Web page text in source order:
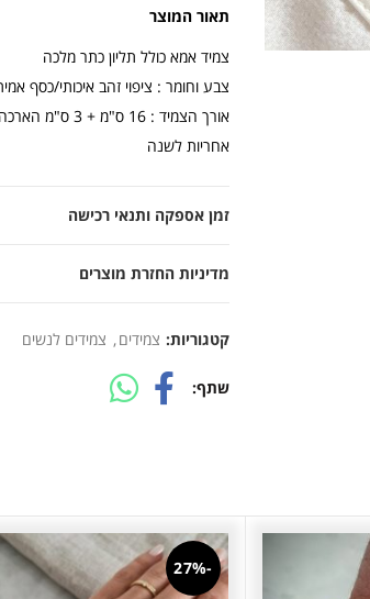
תאור המוצר
צמיד אמא כולל תליון כתר מלכה
צבע וחומר : ציפוי זהב איכותי/כסף
אורך הצמיד : 16 ס"מ + 3 ס"מ הארכה
אחריות לשנה
זמן אספקה ותנאי רכישה
מדיניות החזרת מוצרים
קטגוריות: צמידים, צמידים לנשים
שתף
-27%